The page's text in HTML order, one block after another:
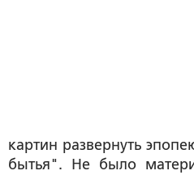
картин развернуть
бытья". Не было